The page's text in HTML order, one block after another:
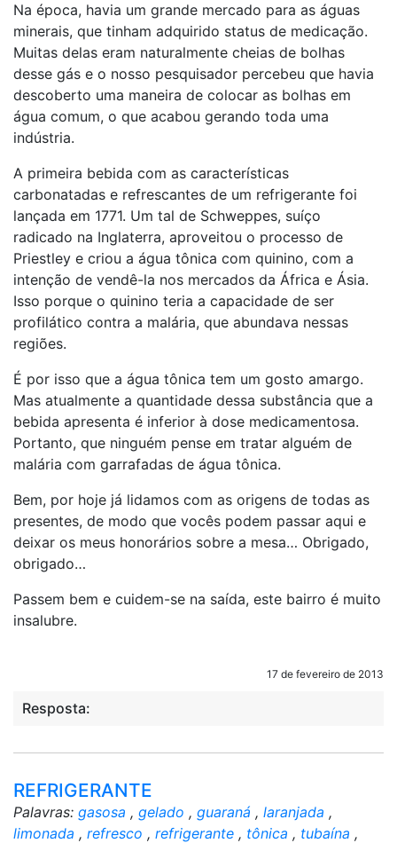
Na época, havia um grande mercado para as águas
minerais, que tinham adquirido status de medicação.
Muitas delas eram naturalmente cheias de bolhas
desse gás e o nosso pesquisador percebeu que havia
descoberto uma maneira de colocar as bolhas em
água comum, o que acabou gerando toda uma
indústria.
A primeira bebida com as características
carbonatadas e refrescantes de um refrigerante foi
lançada em 1771. Um tal de Schweppes, suíço
radicado na Inglaterra, aproveitou o processo de
Priestley e criou a água tônica com quinino, com a
intenção de vendê-la nos mercados da África e Ásia.
Isso porque o quinino teria a capacidade de ser
profilático contra a malária, que abundava nessas
regiões.
É por isso que a água tônica tem um gosto amargo.
Mas atualmente a quantidade dessa substância que a
bebida apresenta é inferior à dose medicamentosa.
Portanto, que ninguém pense em tratar alguém de
malária com garrafadas de água tônica.
Bem, por hoje já lidamos com as origens de todas as
presentes, de modo que vocês podem passar aqui e
deixar os meus honorários sobre a mesa… Obrigado,
obrigado…
Passem bem e cuidem-se na saída, este bairro é muito
insalubre.
17 de fevereiro de 2013
Resposta:
REFRIGERANTE
Palavras: gasosa , gelado , guaraná , laranjada ,
limonada , refresco , refrigerante , tônica , tubaína ,